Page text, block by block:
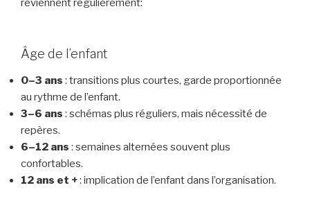
reviennent régulièrement:
Âge de l’enfant
0–3 ans : transitions plus courtes, garde proportionnée
au rythme de l’enfant.
3–6 ans : schémas plus réguliers, mais nécessité de
repères.
6–12 ans : semaines alternées souvent plus
confortables.
12 ans et +: implication de l’enfant dans l’organisation.